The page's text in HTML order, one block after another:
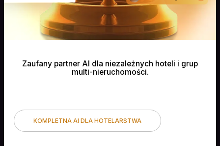
Zaufany partner AI dla niezależnych hoteli i grup
multi-nieruchomości.
KOMPLETNA AI DLA HOTELARSTWA